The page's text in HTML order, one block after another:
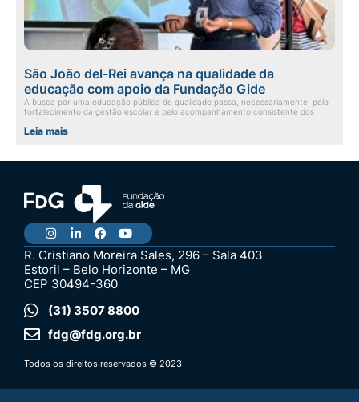
São João del-Rei avança na qualidade da
educação com apoio da Fundação Gide
A busca por uma educação pública de qualidade passa, necessariamente, pelo
fortalecimento da gestão escolar e pelo acompanhamento consistente dos
Leia mais
R. Cristiano Moreira Sales, 296 – Sala 403
Estoril – Belo Horizonte – MG
CEP 30494-360
(31) 3507 8800
fdg@fdg.org.br
Todos os direitos reservados © 2023